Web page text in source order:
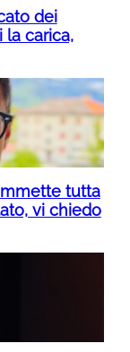
dei
la carica,
tutta
vi chiedo